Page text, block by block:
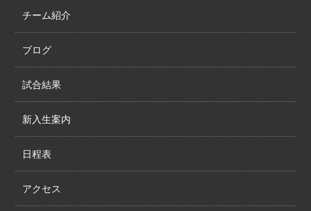
チーム紹介
ブログ
試合結果
新入生案内
日程表
アクセス